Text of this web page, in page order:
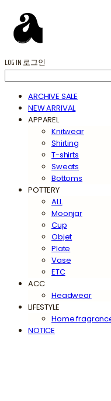
LOG IN 로그인
ARCHIVE SALE
NEW ARRIVAL
APPAREL
Knitwear
Shirting
T-shirts
Sweats
Bottoms
POTTERY
ALL
Moonjar
Cup
Objet
Plate
Vase
ETC
ACC
Headwear
LIFESTYLE
Home
NOTICE